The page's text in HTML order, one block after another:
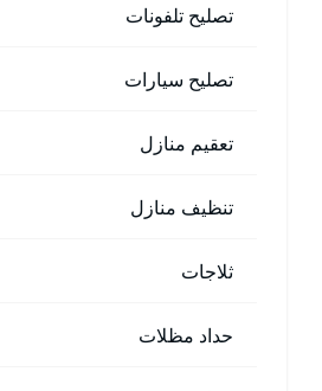
تصليح تلفونات
تصليح سيارات
تعقيم منازل
تنظيف منازل
ثلاجات
حداد مظلات